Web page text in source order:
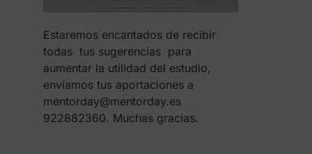
Estaremos encantados de recibir
todas tus sugerencias para
aumentar la utilidad del estudio,
enviamos tus aportaciones a
mentorday@mentorday.es
922882360. Muchas gracias.